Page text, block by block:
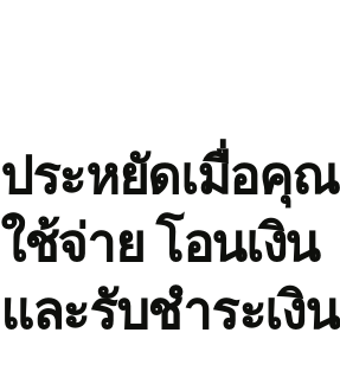
ประหยัดเมื่อคุณ
ใช้จ่าย โอนเงิน
และรับชำระเงิน